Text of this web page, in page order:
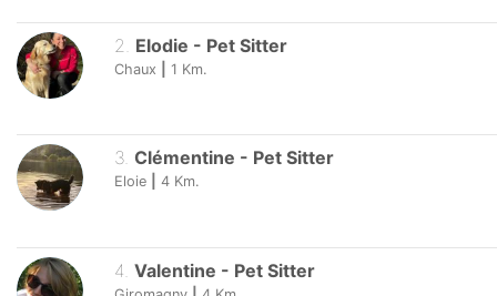
2. Elodie - Pet Sitter
Chaux 1 Km.
3. Clémentine - Pet Sitter
Eloie 4 Km.
4 Valentine - Pet Sitter